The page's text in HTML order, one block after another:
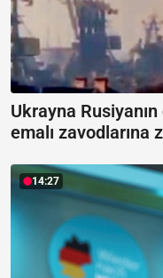
Ukrayna
emalı zavodlarına
14:27